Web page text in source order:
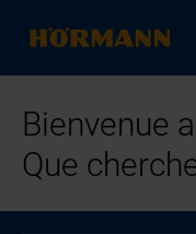
Bienvenue
Que